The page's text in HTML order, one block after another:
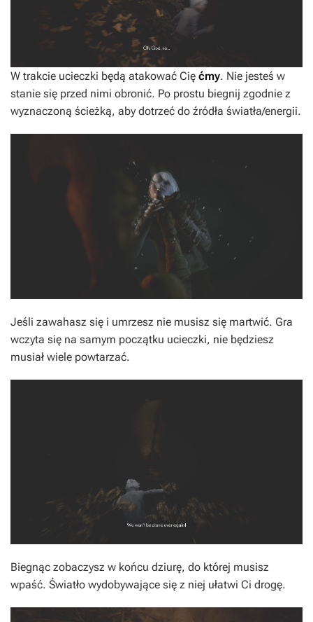
W trakcie ucieczki będą atakować Cię ćmy. Nie jesteś w
stanie się przed nimi obronić. Po prostu biegnij zgodnie z
wyznaczoną ścieżką, aby dotrzeć do źródła światła/energii.
Jeśli zawahasz się i umrzesz nie musisz się martwić. Gra
wczyta się na samym początku ucieczki, nie będziesz
musiał wiele powtarzać.
Biegnąc zobaczysz w końcu dziurę, do której musisz
wpaść. Światło wydobywające się z niej ułatwi Ci drogę.